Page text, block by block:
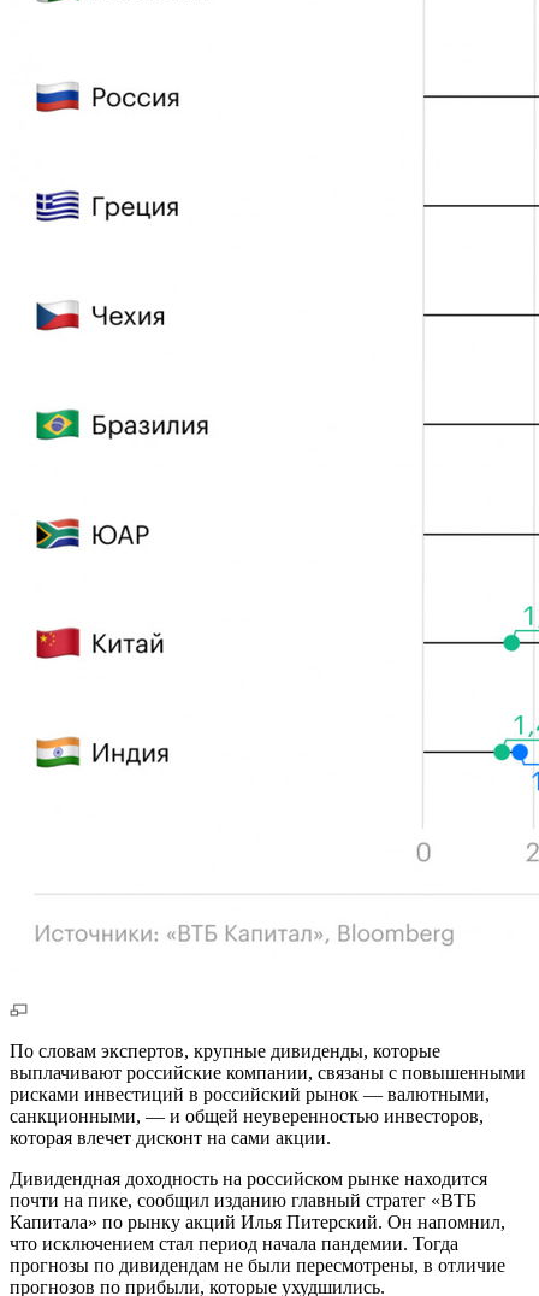
По словам экспертов, крупные дивиденды, которые
выплачивают российские компании, связаны с повышенными
рисками инвестиций в российский рынок — валютными,
санкционными, — и общей неуверенностью инвесторов,
которая влечет дисконт на сами акции.
Дивидендная доходность на российском рынке находится
почти на пике, сообщил изданию главный стратег «ВТБ
Капитала» по рынку акций Илья Питерский. Он напомнил,
что исключением стал период начала пандемии. Тогда
прогнозы по дивидендам не были пересмотрены, в отличие
прогнозов по прибыли, которые ухудшились.